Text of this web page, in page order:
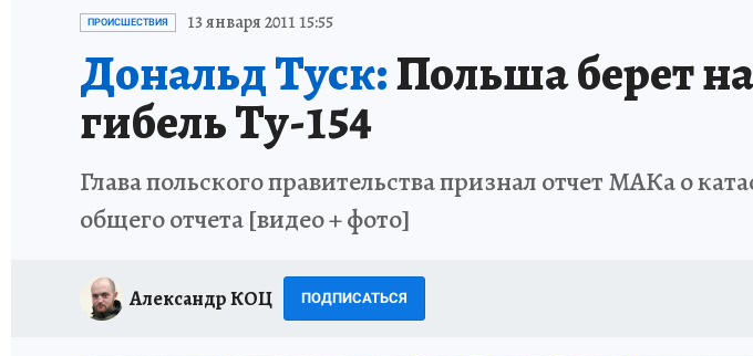
ИСПЫТАНО НА СЕБЕ
ПРОИСШЕСТВИЯ 13 января 2011 15:55
Дональд Туск:Польша берет на
гибель Ту-154
Глава польского правительства признал отчет МАКа о
общего отчета [видео + фото]
Александр КОЦ ПОДПИСАТЬСЯ